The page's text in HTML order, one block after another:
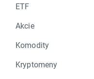
ETF
Akcie
Komodity
Kryptomeny